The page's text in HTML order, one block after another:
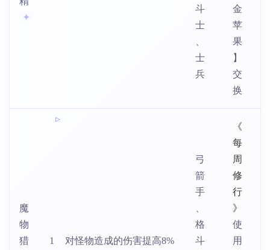
斗
士
士
兵
金
苹
果
】
交
换
魔
物
猎
1 对怪物造成的伤害提高8%
弓
箭
手
格
斗
《
每
周
修
行
》
使
用